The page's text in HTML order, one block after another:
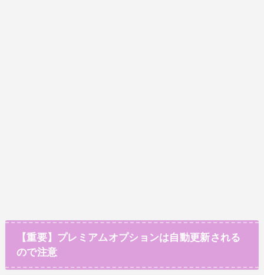
【重要】プレミアムオプションは自動更新される
ので注意